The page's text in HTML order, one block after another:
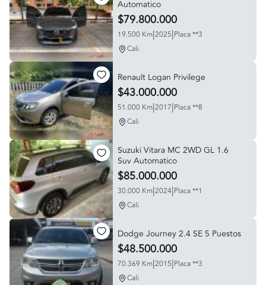
Automatico
$79.800.000
19.500 Km|2025|Placa **3
Cali
Renault Logan Privilege
$43.000.000
51.000 Km|2017|Placa **8
Cali
Suzuki Vitara MC 2WD GL 1.6
Suv Automatico
$85.000.000
30.000 Km|2024|Placa **1
Cali
Dodge Journey 2.4 SE 5 Puestos
$48.500.000
70.369 Km|2015|Placa **3
Cali